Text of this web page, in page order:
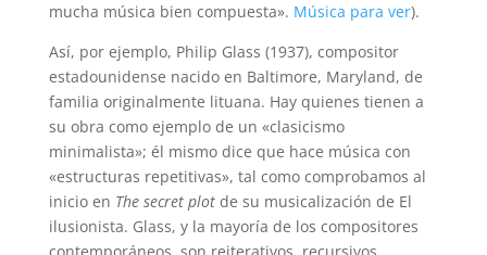
mucha música bien compuesta». Música para ver).
Así, por ejemplo, Philip Glass (1937), compositor
estadounidense nacido en Baltimore, Maryland, de
familia originalmente lituana. Hay quienes tienen a
su obra como ejemplo de un «clasicismo
minimalista»; él mismo dice que hace música con
«estructuras repetitivas», tal como comprobamos al
inicio en The secret plotde su musicalización de El
ilusionista. Glass, y la mayoría de los compositores